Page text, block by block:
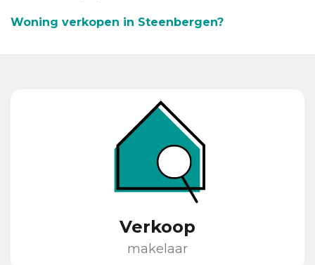
Woning verkopen in Steenbergen?
Verkoop
makelaar